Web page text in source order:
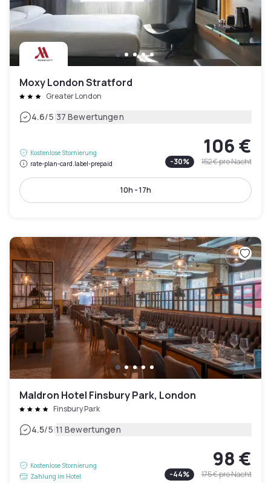
Moxy London Stratford
Greater London
4.6/5|37 Bewertungen
Kostenlose Stornierung
rate-plan-card.label-prepaid
106 €
-30% 152 €pro Nacht
10h - 17h
Maldron Hotel Finsbury Park, London
Finsbury Park
4.5/5|11 Bewertungen
Kostenlose Stornierung
Zahlung im Hotel
98 €
-44% 175 €pro Nacht